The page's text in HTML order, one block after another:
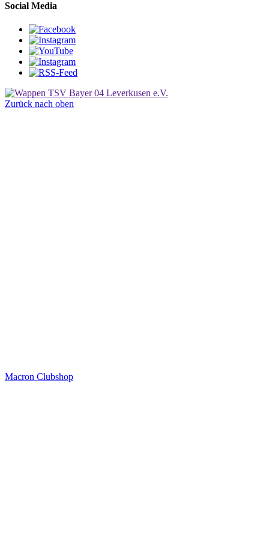
Social Media
Zurück nach oben
Macron Clubshop